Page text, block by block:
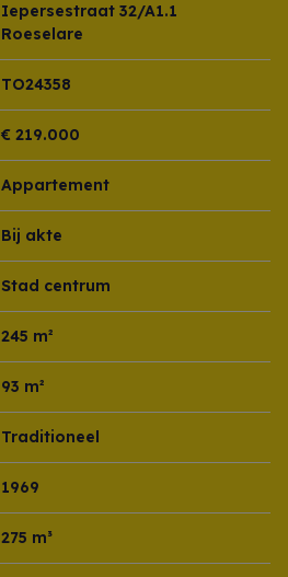
Iepersestraat 32/A1.1
Roeselare
TO24358
€ 219.000
Appartement
Bij akte
Stad centrum
245 m²
93 m²
Traditioneel
1969
275 m³